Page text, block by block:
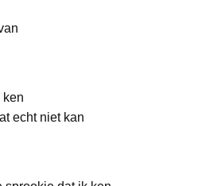
ken
echt niet kan